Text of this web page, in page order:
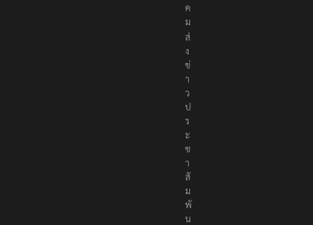
ค
ม
ส่
ง
ข่
า
ว
ป
ร
ะ
ช
า
สั
ม
พั
น